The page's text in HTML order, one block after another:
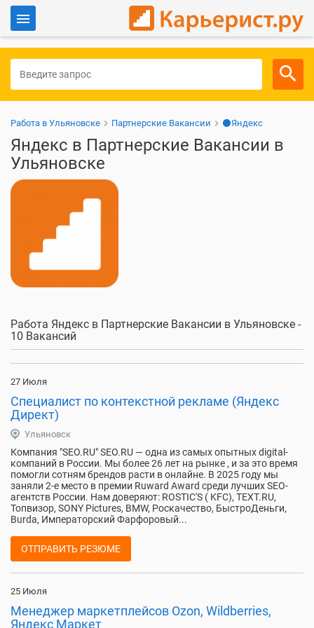
Для работодателей
Работа в Ульяновске Партнерские Вакансии ⚫Яндекс
Яндекс в Партнерские Вакансии в
Ульяновске
Работа Яндекс в Партнерские Вакансии в Ульяновске -
10 Вакансий
27 Июля
Специалист по контекстной рекламе (Яндекс
Директ)
Ульяновск
Компания "SEO.RU" SEO.RU — одна из самых опытных digital-
компаний в России. Мы более 26 лет на рынке , и за это время
помогли сотням брендов расти в онлайне. В 2025 году мы
заняли 2-е место в премии Ruward Award среди лучших SEO-
агентств России. Нам доверяют: ROSTIC'S ( KFC), TEXT.RU,
Топвизор, SONY Pictures, BMW, Роскачество, БыстроДеньги,
Burda, Императорский Фарфоровый...
ОТПРАВИТЬ РЕЗЮМЕ
25 Июля
Менеджер маркетплейсов Ozon, Wildberries,
Яндекс Маркет